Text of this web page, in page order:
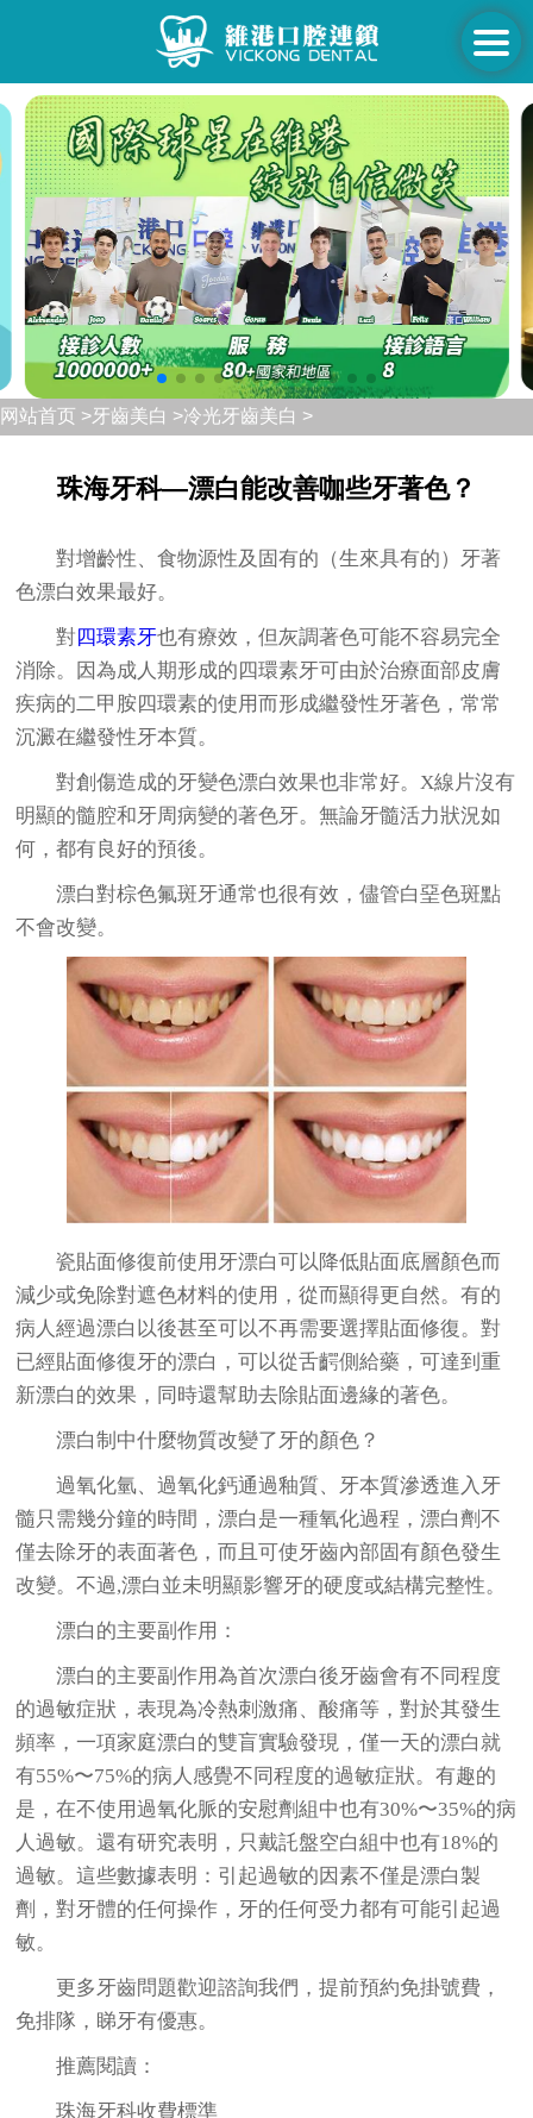
网站首页 >牙齒美白 >冷光牙齒美白 >
珠海牙科—漂白能改善咖些牙著色？
對增齡性、食物源性及固有的（生來具有的）牙著
色漂白效果最好。
對四環素牙也有療效，但灰調著色可能不容易完全
消除。因為成人期形成的四環素牙可由於治療面部皮膚
疾病的二甲胺四環素的使用而形成繼發性牙著色，常常
沉澱在繼發性牙本質。
對創傷造成的牙變色漂白效果也非常好。X線片沒有
明顯的髓腔和牙周病變的著色牙。無論牙髓活力狀況如
何，都有良好的預後。
漂白對棕色氟斑牙通常也很有效，儘管白堊色斑點
不會改變。
瓷貼面修復前使用牙漂白可以降低貼面底層顏色而
減少或免除對遮色材料的使用，從而顯得更自然。有的
病人經過漂白以後甚至可以不再需要選擇貼面修復。對
已經貼面修復牙的漂白，可以從舌齶側給藥，可達到重
新漂白的效果，同時還幫助去除貼面邊緣的著色。
漂白制中什麼物質改變了牙的顏色？
過氧化氫、過氧化鈣通過釉質、牙本質滲透進入牙
髓只需幾分鐘的時間，漂白是一種氧化過程，漂白劑不
僅去除牙的表面著色，而且可使牙齒內部固有顏色發生
改變。不過,漂白並未明顯影響牙的硬度或結構完整性。
漂白的主要副作用：
漂白的主要副作用為首次漂白後牙齒會有不同程度
的過敏症狀，表現為冷熱刺激痛、酸痛等，對於其發生
頻率，一項家庭漂白的雙盲實驗發現，僅一天的漂白就
有55%〜75%的病人感覺不同程度的過敏症狀。有趣的
是，在不使用過氧化脈的安慰劑組中也有30%〜35%的病
人過敏。還有研究表明，只戴託盤空白組中也有18%的
過敏。這些數據表明：引起過敏的因素不僅是漂白製
劑，對牙體的任何操作，牙的任何受力都有可能引起過
敏。
更多牙齒問題歡迎諮詢我們，提前預約免掛號費，
免排隊，睇牙有優惠。
推薦閱讀：
珠海牙科收費標準